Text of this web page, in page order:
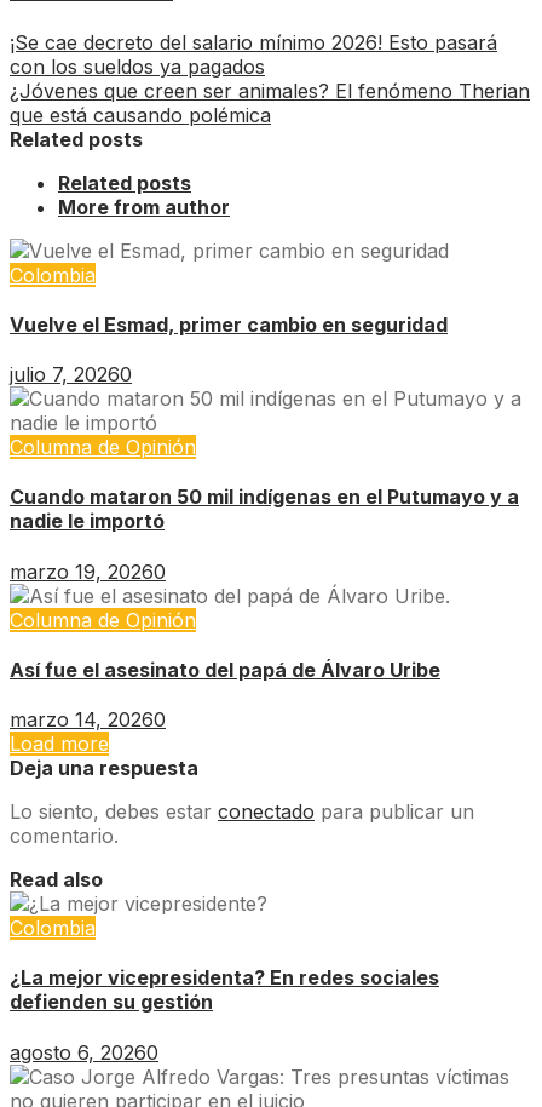
¡Se cae decreto del salario mínimo 2026! Esto pasará
con los sueldos ya pagados
¿Jóvenes que creen ser animales? El fenómeno Therian
que está causando polémica
Related posts
Related posts
More from author
Colombia
Vuelve el Esmad, primer cambio en seguridad
julio 7, 20260
Columna de Opinión
Cuando mataron 50 mil indígenas en el Putumayo y a
nadie le importó
marzo 19, 20260
Columna de Opinión
Así fue el asesinato del papá de Álvaro Uribe
marzo 14, 20260
Load more
Deja una respuesta
Lo siento, debes estar conectado para publicar un
comentario.
Read also
Colombia
¿La mejor vicepresidenta? En redes sociales
defienden su gestión
agosto 6, 20260